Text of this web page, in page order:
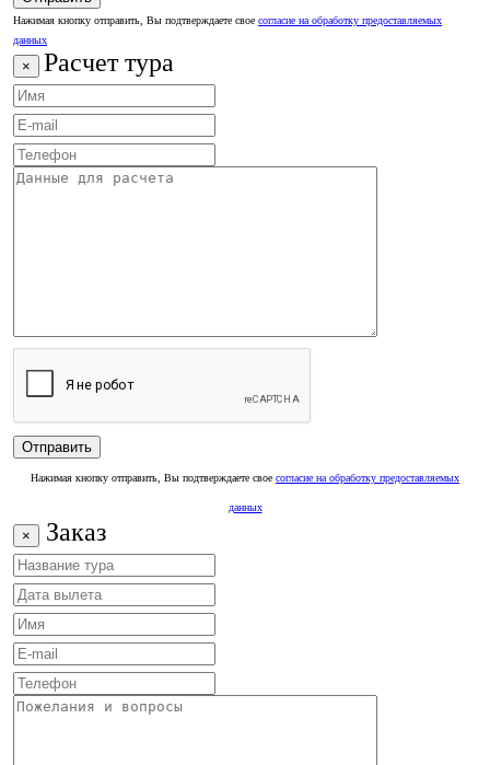
Нажимая кнопку отправить, Вы подтверждаете свое согласие на обработку предоставляемых
данных
× Расчет тура
Нажимая кнопку отправить, Вы подтверждаете свое согласие на обработку предоставляемых
данных
× Заказ